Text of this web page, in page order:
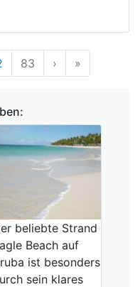
83 › Nächste
»
beliebte Strand
Beach auf
ist besonders
sein klares